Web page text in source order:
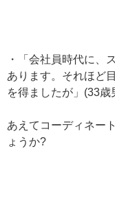
・「会社員時代に、
あります。それほど
を得ましたが」(33歳
あえてコーディネー
ょうか?